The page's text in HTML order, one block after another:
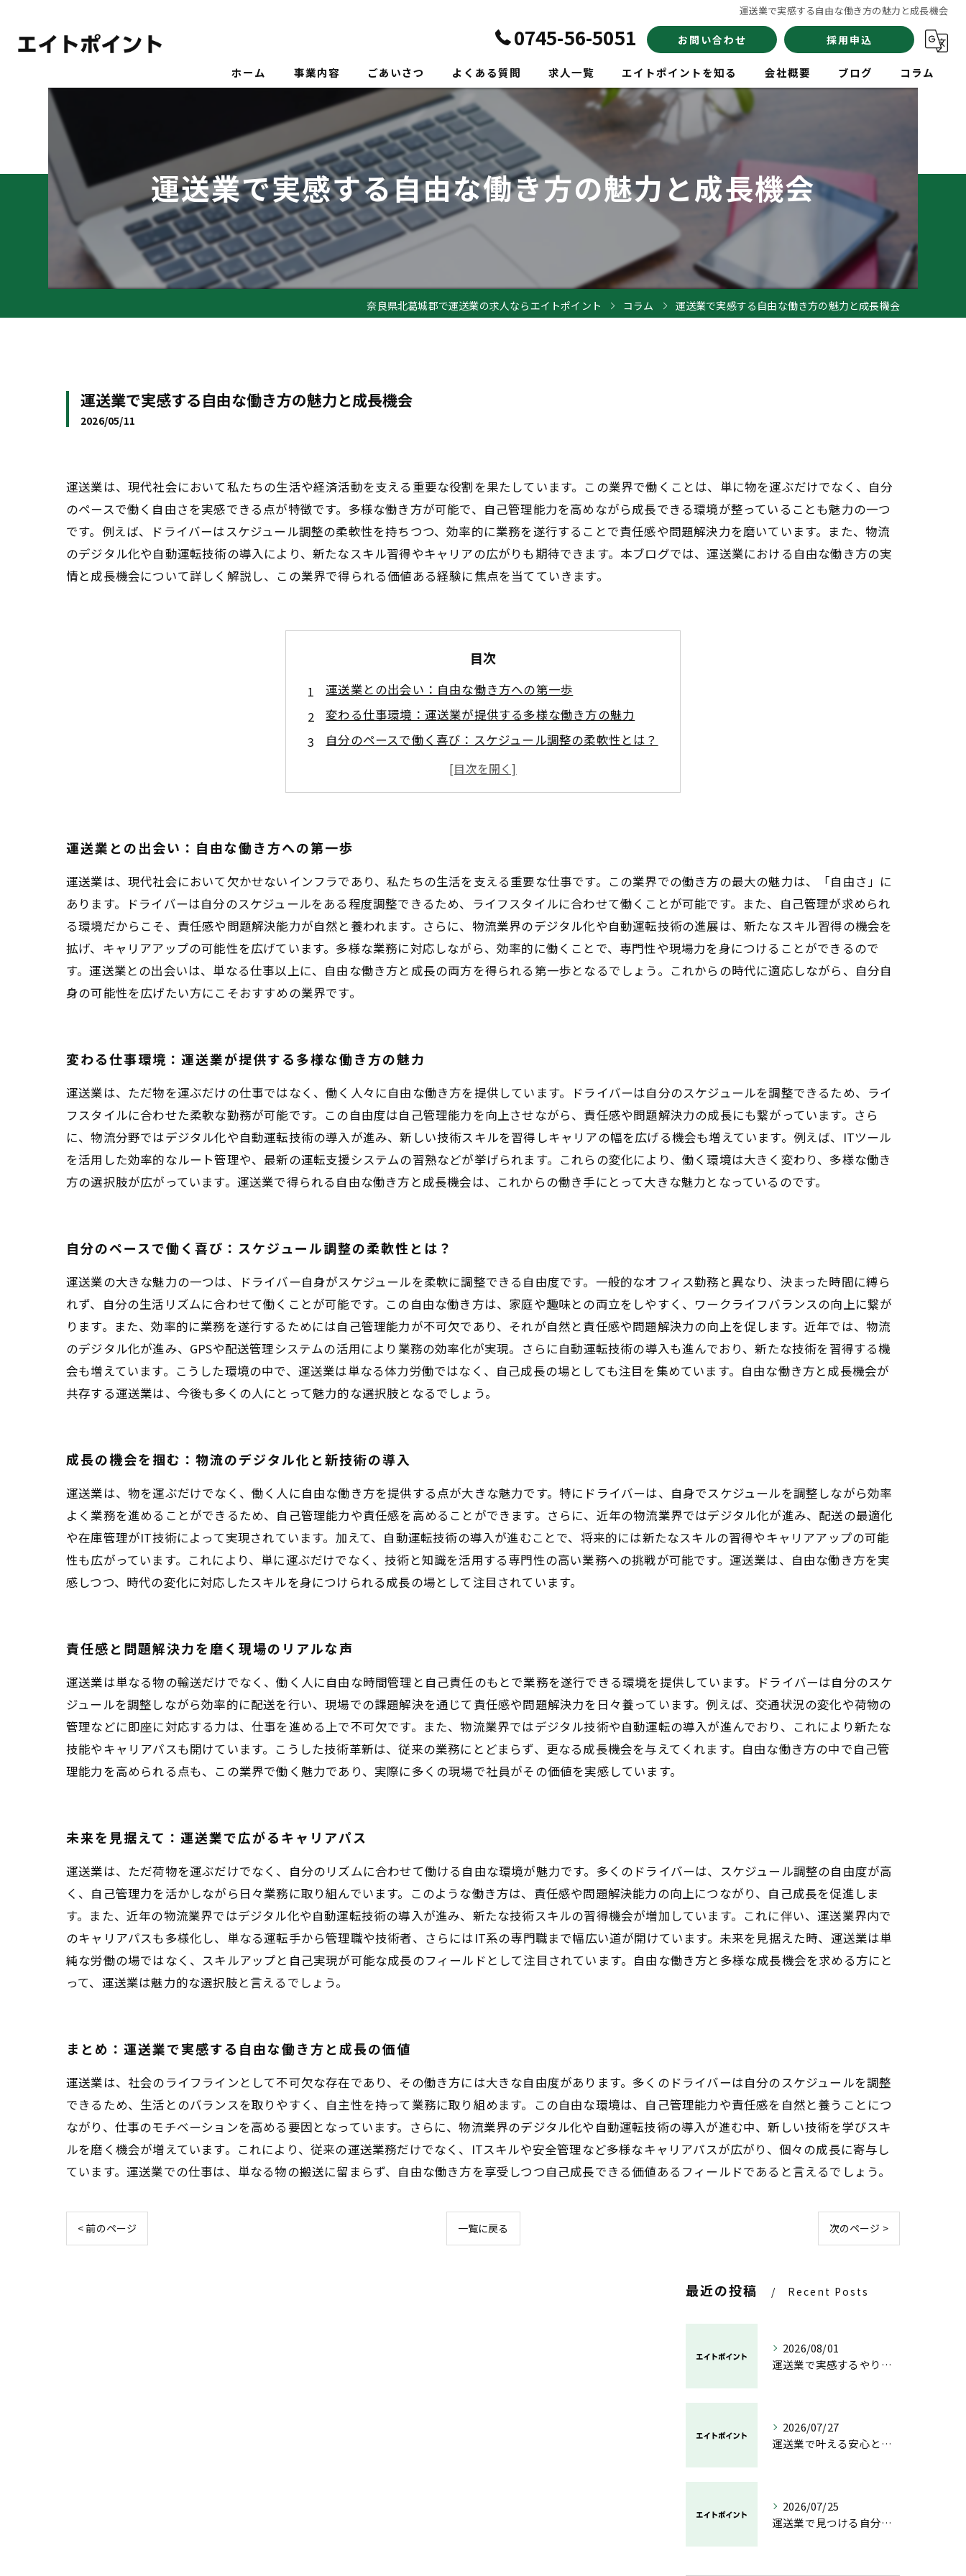
運送業で実感する自由な働き方の魅力と成長機会
0745-56-5051 お問い合わせ 採用申込
ホーム 事業内容 ごあいさつ よくある質問 求人一覧 エイトポイントを知る
正社員
未経験
ドライバー
会社概要 ブログ コラム
運送業で実感する自由な働き方の魅力と成長機会
奈良県北葛城郡で運送業の求人ならエイトポイント コラム 運送業で実感する自由な働き方の魅力と成長機会
運送業で実感する自由な働き方の魅力と成長機会
2026/05/11
運送業は、現代社会において私たちの生活や経済活動を支える重要な役割を果たしています。この業界で働くことは、単に物を運ぶだけでなく、自分
のペースで働く自由さを実感できる点が特徴です。多様な働き方が可能で、自己管理能力を高めながら成長できる環境が整っていることも魅力の一つ
です。例えば、ドライバーはスケジュール調整の柔軟性を持ちつつ、効率的に業務を遂行することで責任感や問題解決力を磨いています。また、物流
のデジタル化や自動運転技術の導入により、新たなスキル習得やキャリアの広がりも期待できます。本ブログでは、運送業における自由な働き方の実
情と成長機会について詳しく解説し、この業界で得られる価値ある経験に焦点を当てていきます。
目次
運送業との出会い：自由な働き方への第一歩
変わる仕事環境：運送業が提供する多様な働き方の魅力
自分のペースで働く喜び：スケジュール調整の柔軟性とは？
成長の機会を掴む：物流のデジタル化と新技術の導入
責任感と問題解決力を磨く現場のリアルな声
まとめ：運送業で実感する自由な働き方と成長の価値
運送業との出会い：自由な働き方への第一歩
運送業は、現代社会において欠かせないインフラであり、私たちの生活を支える重要な仕事です。この業界での働き方の最大の魅力は、「自由さ」に
あります。ドライバーは自分のスケジュールをある程度調整できるため、ライフスタイルに合わせて働くことが可能です。また、自己管理が求められ
る環境だからこそ、責任感や問題解決能力が自然と養われます。さらに、物流業界のデジタル化や自動運転技術の進展は、新たなスキル習得の機会を
拡げ、キャリアアップの可能性を広げています。多様な業務に対応しながら、効率的に働くことで、専門性や現場力を身につけることができるので
す。運送業との出会いは、単なる仕事以上に、自由な働き方と成長の両方を得られる第一歩となるでしょう。これからの時代に適応しながら、自分自
身の可能性を広げたい方にこそおすすめの業界です。
変わる仕事環境：運送業が提供する多様な働き方の魅力
運送業は、ただ物を運ぶだけの仕事ではなく、働く人々に自由な働き方を提供しています。ドライバーは自分のスケジュールを調整できるため、ライ
フスタイルに合わせた柔軟な勤務が可能です。この自由度は自己管理能力を向上させながら、責任感や問題解決力の成長にも繋がっています。さら
に、物流分野ではデジタル化や自動運転技術の導入が進み、新しい技術スキルを習得しキャリアの幅を広げる機会も増えています。例えば、ITツール
を活用した効率的なルート管理や、最新の運転支援システムの習熟などが挙げられます。これらの変化により、働く環境は大きく変わり、多様な働き
方の選択肢が広がっています。運送業で得られる自由な働き方と成長機会は、これからの働き手にとって大きな魅力となっているのです。
自分のペースで働く喜び：スケジュール調整の柔軟性とは？
運送業の大きな魅力の一つは、ドライバー自身がスケジュールを柔軟に調整できる自由度です。一般的なオフィス勤務と異なり、決まった時間に縛ら
れず、自分の生活リズムに合わせて働くことが可能です。この自由な働き方は、家庭や趣味との両立をしやすく、ワークライフバランスの向上に繋が
ります。また、効率的に業務を遂行するためには自己管理能力が不可欠であり、それが自然と責任感や問題解決力の向上を促します。近年では、物流
のデジタル化が進み、GPSや配送管理システムの活用により業務の効率化が実現。さらに自動運転技術の導入も進んでおり、新たな技術を習得する機
会も増えています。こうした環境の中で、運送業は単なる体力労働ではなく、自己成長の場としても注目を集めています。自由な働き方と成長機会が
共存する運送業は、今後も多くの人にとって魅力的な選択肢となるでしょう。
成長の機会を掴む：物流のデジタル化と新技術の導入
運送業は、物を運ぶだけでなく、働く人に自由な働き方を提供する点が大きな魅力です。特にドライバーは、自身でスケジュールを調整しながら効率
よく業務を進めることができるため、自己管理能力や責任感を高めることができます。さらに、近年の物流業界ではデジタル化が進み、配送の最適化
や在庫管理がIT技術によって実現されています。加えて、自動運転技術の導入が進むことで、将来的には新たなスキルの習得やキャリアアップの可能
性も広がっています。これにより、単に運ぶだけでなく、技術と知識を活用する専門性の高い業務への挑戦が可能です。運送業は、自由な働き方を実
感しつつ、時代の変化に対応したスキルを身につけられる成長の場として注目されています。
責任感と問題解決力を磨く現場のリアルな声
運送業は単なる物の輸送だけでなく、働く人に自由な時間管理と自己責任のもとで業務を遂行できる環境を提供しています。ドライバーは自分のスケ
ジュールを調整しながら効率的に配送を行い、現場での課題解決を通じて責任感や問題解決力を日々養っています。例えば、交通状況の変化や荷物の
管理などに即座に対応する力は、仕事を進める上で不可欠です。また、物流業界ではデジタル技術や自動運転の導入が進んでおり、これにより新たな
技能やキャリアパスも開けています。こうした技術革新は、従来の業務にとどまらず、更なる成長機会を与えてくれます。自由な働き方の中で自己管
理能力を高められる点も、この業界で働く魅力であり、実際に多くの現場で社員がその価値を実感しています。
未来を見据えて：運送業で広がるキャリアパス
運送業は、ただ荷物を運ぶだけでなく、自分のリズムに合わせて働ける自由な環境が魅力です。多くのドライバーは、スケジュール調整の自由度が高
く、自己管理力を活かしながら日々業務に取り組んでいます。このような働き方は、責任感や問題解決能力の向上につながり、自己成長を促進しま
す。また、近年の物流業界ではデジタル化や自動運転技術の導入が進み、新たな技術スキルの習得機会が増加しています。これに伴い、運送業界内で
のキャリアパスも多様化し、単なる運転手から管理職や技術者、さらにはIT系の専門職まで幅広い道が開けています。未来を見据えた時、運送業は単
純な労働の場ではなく、スキルアップと自己実現が可能な成長のフィールドとして注目されています。自由な働き方と多様な成長機会を求める方にと
って、運送業は魅力的な選択肢と言えるでしょう。
まとめ：運送業で実感する自由な働き方と成長の価値
運送業は、社会のライフラインとして不可欠な存在であり、その働き方には大きな自由度があります。多くのドライバーは自分のスケジュールを調整
できるため、生活とのバランスを取りやすく、自主性を持って業務に取り組めます。この自由な環境は、自己管理能力や責任感を自然と養うことにつ
ながり、仕事のモチベーションを高める要因となっています。さらに、物流業界のデジタル化や自動運転技術の導入が進む中、新しい技術を学びスキ
ルを磨く機会が増えています。これにより、従来の運送業務だけでなく、ITスキルや安全管理など多様なキャリアパスが広がり、個々の成長に寄与し
ています。運送業での仕事は、単なる物の搬送に留まらず、自由な働き方を享受しつつ自己成長できる価値あるフィールドであると言えるでしょう。
< 前のページ 一覧に戻る 次のページ >
最近の投稿 Recent Posts
2026/08/01
運送業で実感するやりがいと成長の魅力
2026/07/27
運送業で叶える安心と成長のキャリア
2026/07/25
運送業で見つける自分らしい働き方と安定の未来